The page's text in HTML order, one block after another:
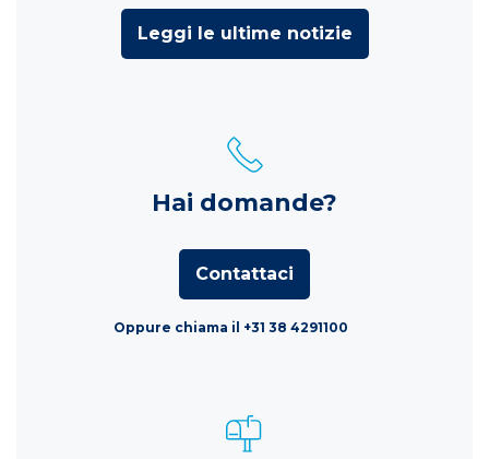
Leggi le ultime notizie
Hai domande?
Contattaci
Oppure chiama il +31 38 4291100